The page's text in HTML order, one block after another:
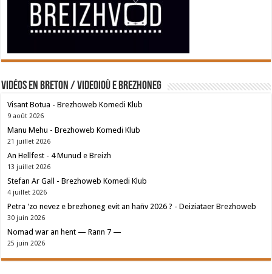
Vidéos en breton / Videoioù e brezhoneg
Visant Botua - Brezhoweb Komedi Klub
9 août 2026
Manu Mehu - Brezhoweb Komedi Klub
21 juillet 2026
An Hellfest - 4 Munud e Breizh
13 juillet 2026
Stefan Ar Gall - Brezhoweb Komedi Klub
4 juillet 2026
Petra 'zo nevez e brezhoneg evit an hañv 2026 ? - Deiziataer Brezhoweb
30 juin 2026
Nomad war an hent — Rann 7 —
25 juin 2026